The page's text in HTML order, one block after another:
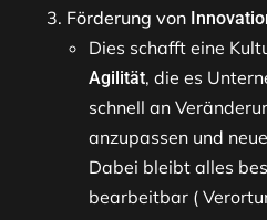
Förderung von
Dies schafft eine
Agilität, die es
schnell an
anzupassen und
Dabei bleibt alles
bearbeitbar (